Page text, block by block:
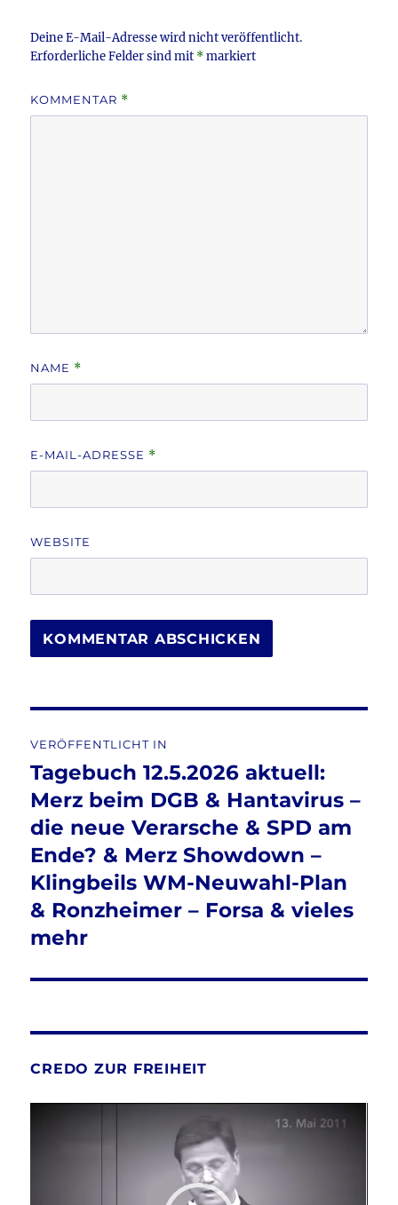
o
k
Deine E-Mail-Adresse wird nicht veröffentlicht.
Erforderliche Felder sind mit *markiert
KOMMENTAR *
NAME *
E-MAIL-ADRESSE *
WEBSITE
VERÖFFENTLICHT IN
Tagebuch 12.5.2026 aktuell:
Merz beim DGB & Hantavirus –
die neue Verarsche & SPD am
Ende? & Merz Showdown –
Klingbeils WM-Neuwahl-Plan
& Ronzheimer – Forsa & vieles
mehr
CREDO ZUR FREIHEIT